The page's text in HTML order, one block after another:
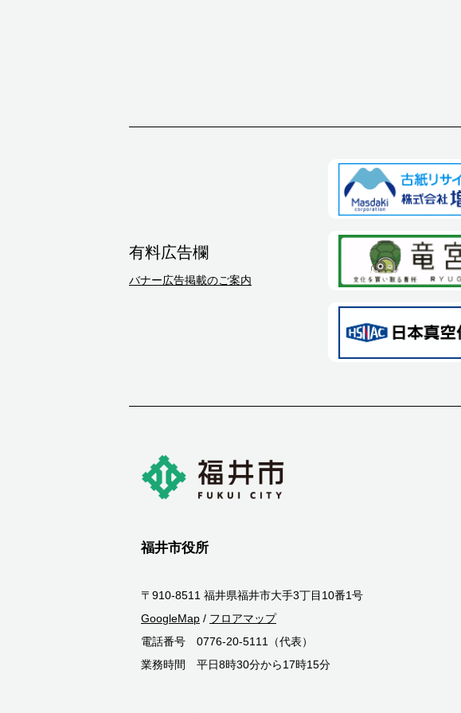
有料広告欄
バナー広告掲載のご案内
福井市役所
〒910-8511 福井県福井市大手3丁目10番1号
GoogleMap / フロアマップ
電話番号 0776-20-5111（代表）
業務時間 平日8時30分から17時15分